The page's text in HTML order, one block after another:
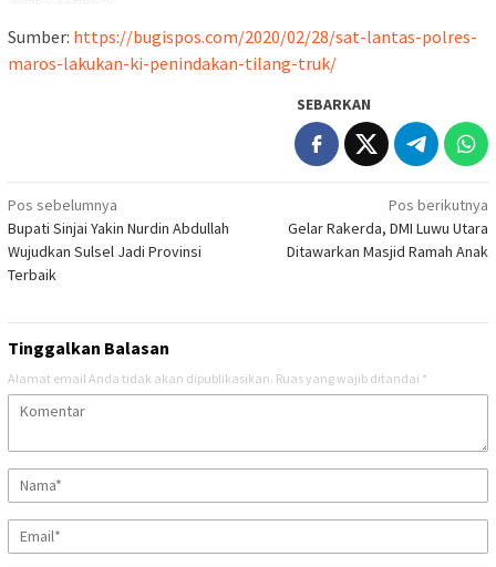
Sumber: https://bugispos.com/2020/02/28/sat-lantas-polres-
maros-lakukan-ki-penindakan-tilang-truk/
SEBARKAN
Navigasi
pos
Pos sebelumnya
Bupati Sinjai Yakin Nurdin Abdullah
Wujudkan Sulsel Jadi Provinsi
Terbaik
Pos berikutnya
Gelar Rakerda, DMI Luwu Utara
Ditawarkan Masjid Ramah Anak
Tinggalkan Balasan
Alamat email Anda tidak akan dipublikasikan. Ruas yang wajib ditandai *